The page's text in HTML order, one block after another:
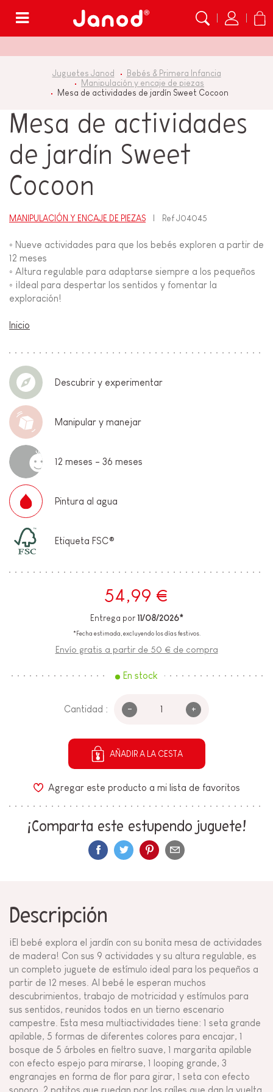
Juguetes Janod
Bebés & Primera Infancia
Manipulación y encaje de piezas
Mesa de actividades de jardín Sweet Cocoon
Mesa de actividades
de jardín Sweet
Cocoon
MANIPULACIÓN Y ENCAJE DE PIEZAS RefJ04045
◦ Nueve actividades para que los bebés exploren a partir de
12 meses
◦ Altura regulable para adaptarse siempre a los pequeños
◦ ¡Ideal para despertar los sentidos y fomentar la
exploración!
Inicio
Descubrir y experimentar
Manipular y manejar
12 meses - 36 meses
Pintura al agua
Etiqueta FSC®
54,99 €
Entrega por 11/08/2026*
*Fecha estimada, excluyendo los días festivos.
Envío gratis a partir de 50 € de compra
En stock
Cantidad : - +
AÑADIR A LA CESTA
Agregar este producto a mi lista de favoritos
¡Comparta este estupendo juguete!
Descripción
¡El bebé explora el jardín con su bonita mesa de actividades
de madera! Con sus 9 actividades y su altura regulable, es
un completo juguete de estímulo ideal para los pequeños a
partir de 12 meses. Al bebé le esperan muchos
descubrimientos, trabajo de motricidad y estímulos para
sus sentidos, reunidos todos en un tierno escenario
campestre. Esta mesa multiactividades tiene: 1 seta grande
apilable, 5 formas de diferentes colores para encajar, 1
bosque de 5 árboles en fieltro suave, 1 margarita apilable
con efecto espejo para mirarse, 1 looping grande, 3
engranajes en forma de flor para girar, 1 seta con efecto
sonoro, 2 patitos que ruedan por los raíles que dan la vuelta